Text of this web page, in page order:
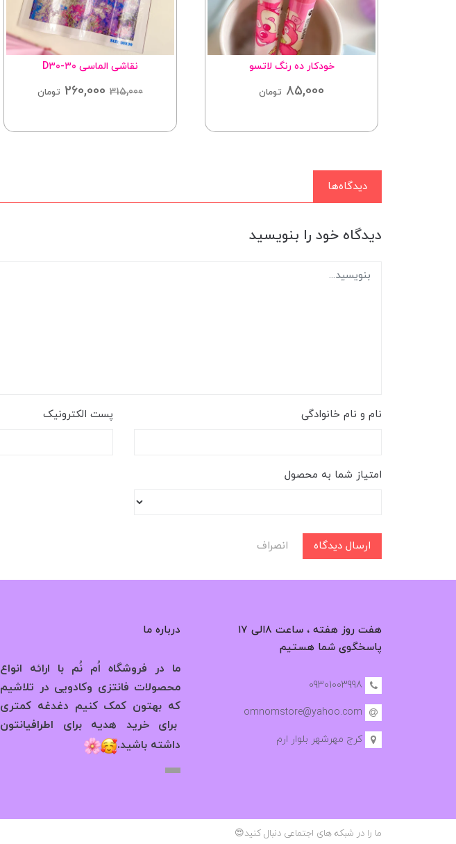
خودکار ده رنگ لاتسو
85,000 تومان
نقاشی الماسی D۳۰-۳۰
315,000
260,000 تومان
دیدگاه‌ها
دیدگاه خود را بنویسید
نام و نام خانوادگی پست الکترونیک
امتیاز شما به محصول
ارسال دیدگاه انصراف
هفت روز هفته ، ساعت ۸الی ۱۷
پاسخگوی شما هستیم
09301003998
omnomstore@yahoo.com
کرج مهرشهر بلوار ارم
درباره ما
ما در فروشگاه اُم نُم با ارائه انواع
محصولات فانتزی وکادویی در تلاشیم
که بهتون کمک کنیم دغدغه کمتری
برای خرید هدیه برای اطرافیانتون
داشته باشید.
ما را در شبکه های اجتماعی دنبال کنید😍